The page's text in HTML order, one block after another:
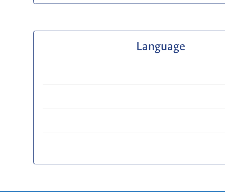
Language